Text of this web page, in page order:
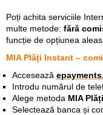
Poți achita serviciile
multe metode: fără
funcție de opțiunea
MIA Plăți Instant –
Accesează
Introdu numărul de
Alege metoda MIA
Selectează banca și